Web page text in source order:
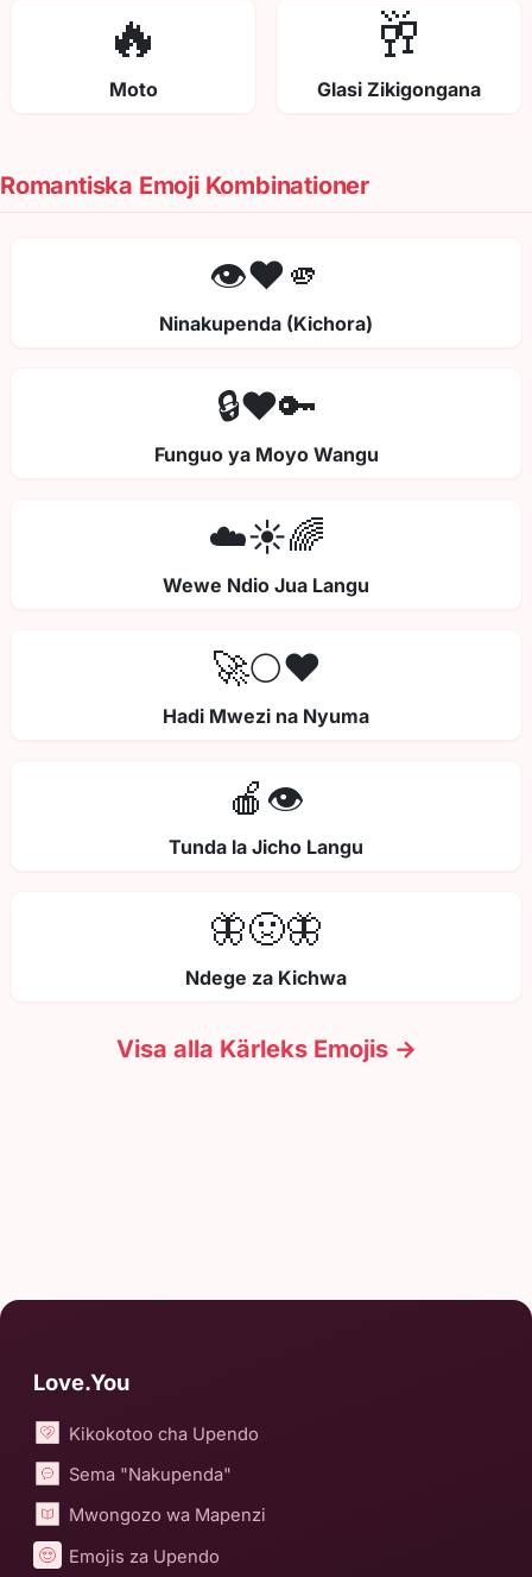
🔥
Moto
🥂
Glasi Zikigongana
Romantiska Emoji Kombinationer
👁️❤️🫵
Ninakupenda (Kichora)
🔒❤️🔑
Funguo ya Moyo Wangu
☁️☀️🌈
Wewe Ndio Jua Langu
🚀🌕❤️
Hadi Mwezi na Nyuma
🍎👁️
Tunda la Jicho Langu
🦋🤢🦋
Ndege za Kichwa
Visa alla Kärleks Emojis →
Love.You
Kikokotoo cha Upendo
Sema "Nakupenda"
Mwongozo wa Mapenzi
Emojis za Upendo